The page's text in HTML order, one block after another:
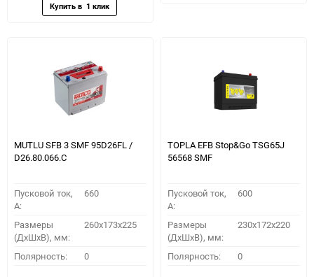
MUTLU SFB 3 SMF 95D26FL /
D26.80.066.C
Пусковой ток,
A:
660
Размеры
(ДхШхВ), мм:
260x173x225
Полярность: 0
TOPLA EFB Stop&Go TSG65J
56568 SMF
Пусковой ток,
A:
600
Размеры
(ДхШхВ), мм:
230x172x220
Полярность: 0